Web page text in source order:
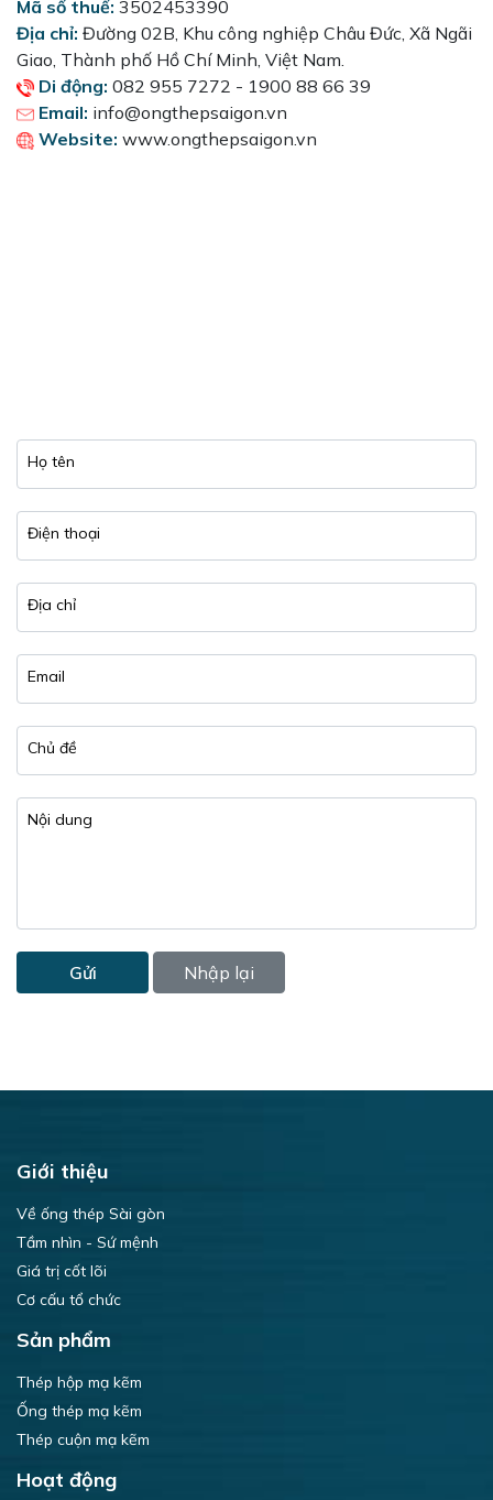
Mã số thuế: 3502453390
Địa chỉ: Đường 02B, Khu công nghiệp Châu Đức, Xã Ngãi
Giao, Thành phố Hồ Chí Minh , Việt Nam.
Di động: 082 955 7272 - 1900 88 66 39
Email: info@ongthepsaigon.vn
Website: www.ongthepsaigon.vn
Họ tên
Điện thoại
Địa chỉ
Email
Chủ đề
Nội dung
Gửi Nhập lại
Giới thiệu
Về ống thép Sài gòn
Tầm nhìn - Sứ mệnh
Giá trị cốt lõi
Cơ cấu tổ chức
Sản phẩm
Thép hộp mạ kẽm
Ống thép mạ kẽm
Thép cuộn mạ kẽm
Hoạt động